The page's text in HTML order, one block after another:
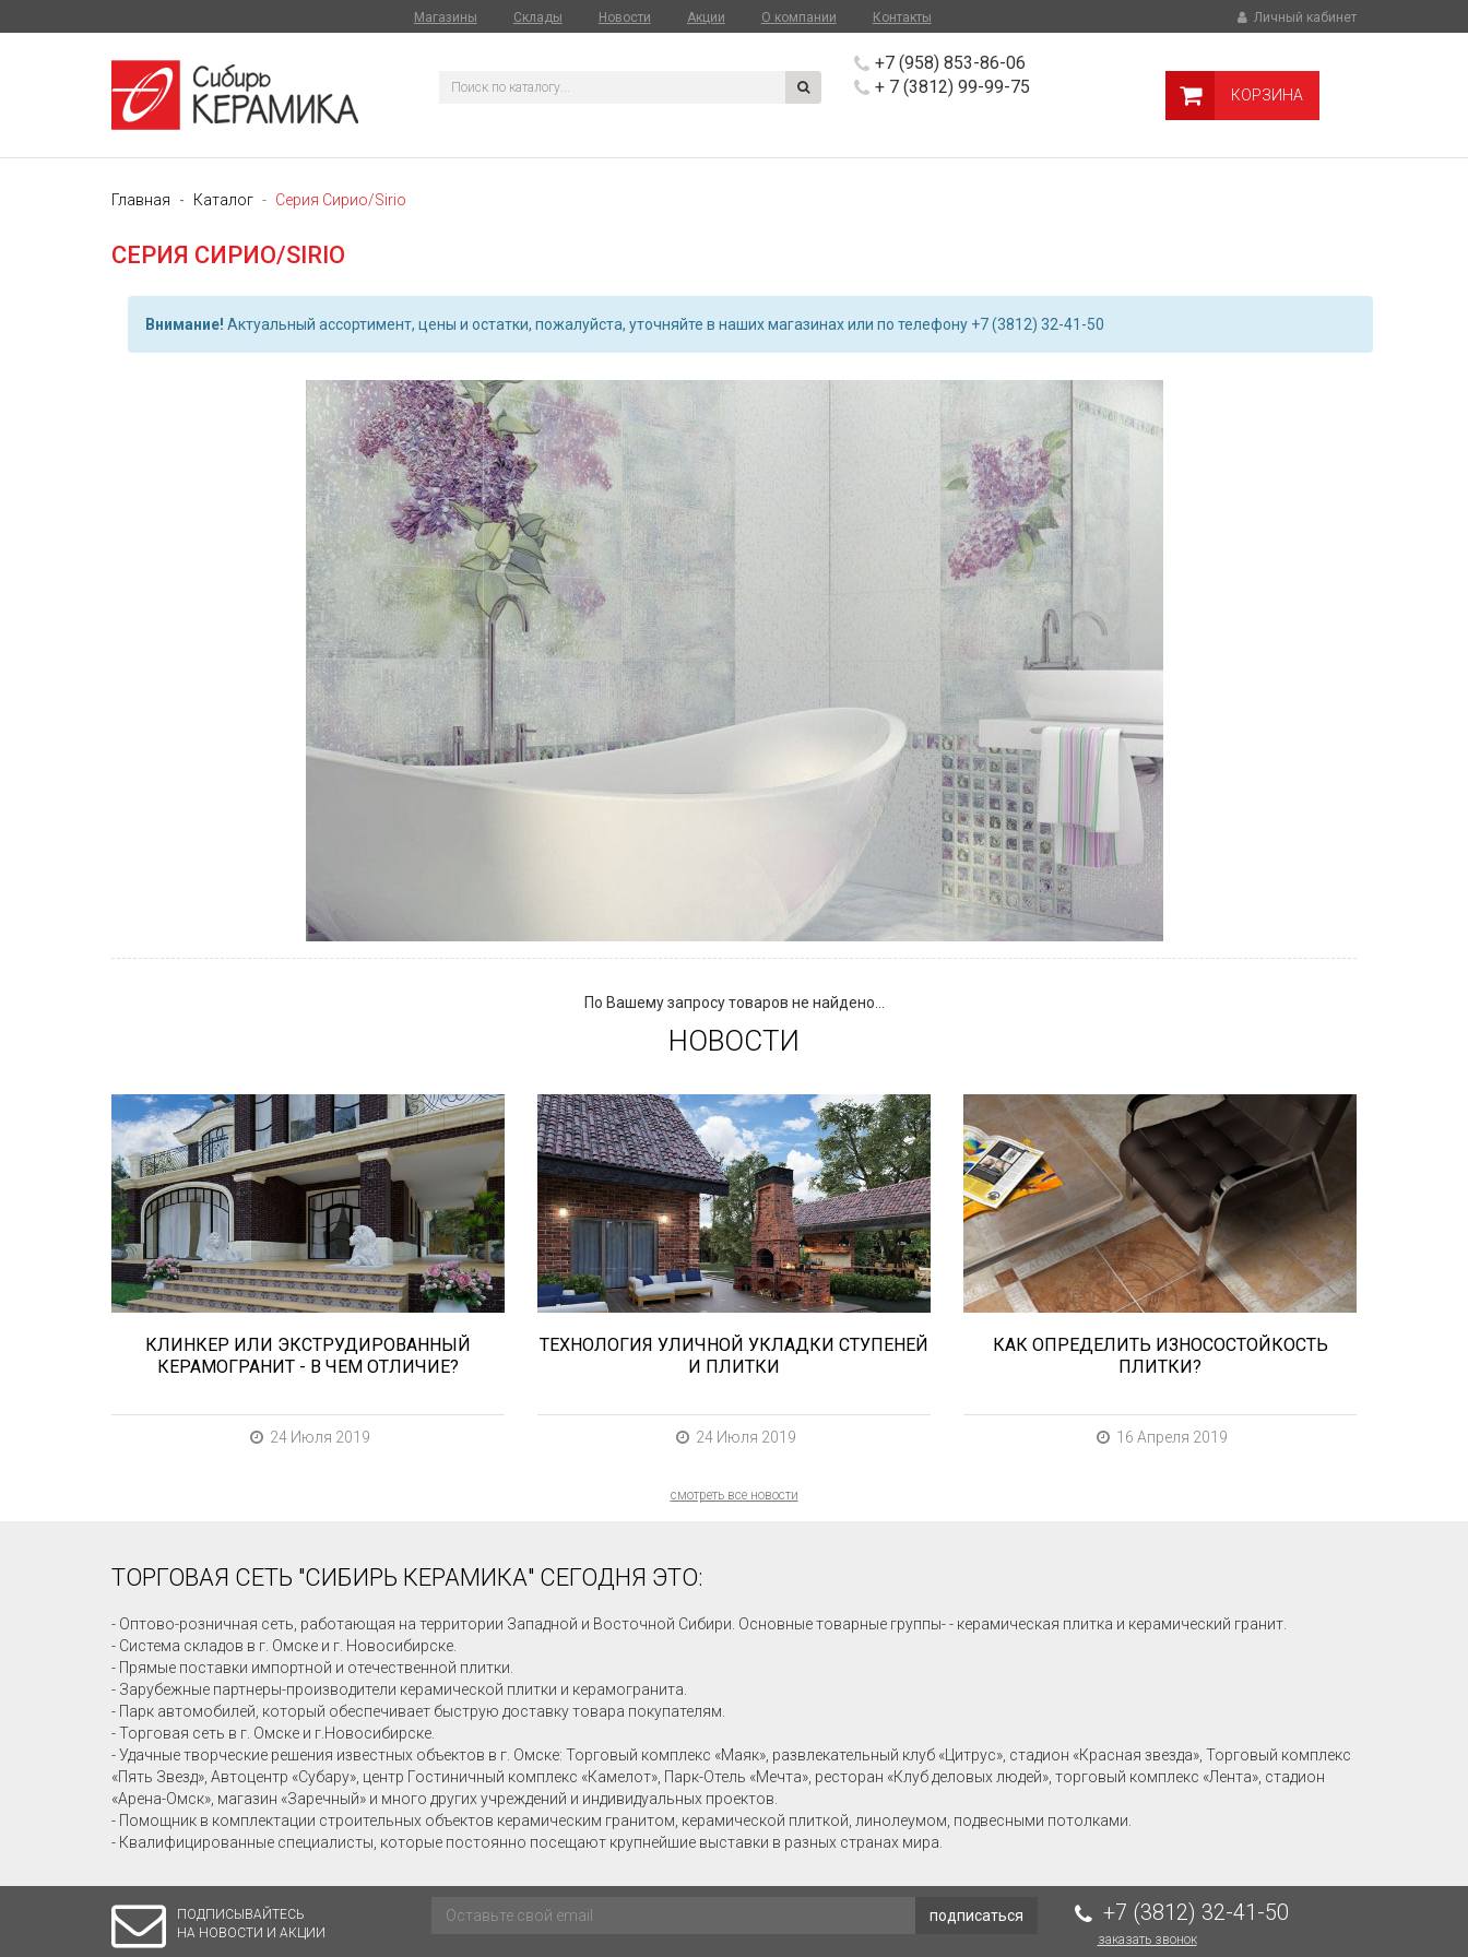
Магазины Склады Новости Акции О компании Контакты Личный кабинет
+7 (958) 853-86-06
+ 7 (3812) 99-99-75
КОРЗИНА
Главная Каталог Серия Сирио/Sirio
СЕРИЯ СИРИО/SIRIO
Внимание! Актуальный ассортимент, цены и остатки, пожалуйста, уточняйте в наших магазинах или по телефону +7 (3812) 32-41-50
По Вашему запросу товаров не найдено...
НОВОСТИ
Сегодня «клинкером» называют все
подряд... и напольную плитку и ступени
(фронтальные, угловые) для облицовки
крыльца, фасадную плитку и другие
материалы преимущественно для
экстерьерной отделки домов, зон...
КЛИНКЕР ИЛИ ЭКСТРУДИРОВАННЫЙ
КЕРАМОГРАНИТ - В ЧЕМ ОТЛИЧИЕ?
24 Июля 2019
В этой статье мы расскажем о том,
что нужно учесть при выборе и
укладке уличных облицовочных
материалов (ступени и плитка).
ТЕХНОЛОГИЯ УЛИЧНОЙ УКЛАДКИ СТУПЕНЕЙ
И ПЛИТКИ
24 Июля 2019
При выборе любой плитки важно
важны не только цвет и размер, но и
ее износостойкость. Как же
определить износостойкость
керамической плитки и
керамогранита? Сейчас расскажем.
КАК ОПРЕДЕЛИТЬ ИЗНОСОСТОЙКОСТЬ
ПЛИТКИ?
16 Апреля 2019
смотреть все новости
ТОРГОВАЯ СЕТЬ "СИБИРЬ КЕРАМИКА" СЕГОДНЯ ЭТО:
- Оптово-розничная сеть, работающая на территории Западной и Восточной Сибири. Основные товарные группы- - керамическая плитка и керамический гранит.
- Система складов в г. Омске и г. Новосибирске.
- Прямые поставки импортной и отечественной плитки.
- Зарубежные партнеры-производители керамической плитки и керамогранита.
- Парк автомобилей, который обеспечивает быструю доставку товара покупателям.
- Торговая сеть в г. Омске и г.Новосибирске.
- Удачные творческие решения известных объектов в г. Омске: Торговый комплекс «Маяк», развлекательный клуб «Цитрус», стадион «Красная звезда», Торговый комплекс
«Пять Звезд», Автоцентр «Субару», центр Гостиничный комплекс «Камелот», Парк-Отель «Мечта», ресторан «Клуб деловых людей», торговый комплекс «Лента», стадион
«Арена-Омск», магазин «Заречный» и много других учреждений и индивидуальных проектов.
- Помощник в комплектации строительных объектов керамическим гранитом, керамической плиткой, линолеумом, подвесными потолками.
- Квалифицированные специалисты, которые постоянно посещают крупнейшие выставки в разных странах мира.
ПОДПИСЫВАЙТЕСЬ
НА НОВОСТИ И АКЦИИ
подписаться +7 (3812) 32-41-50
заказать звонок